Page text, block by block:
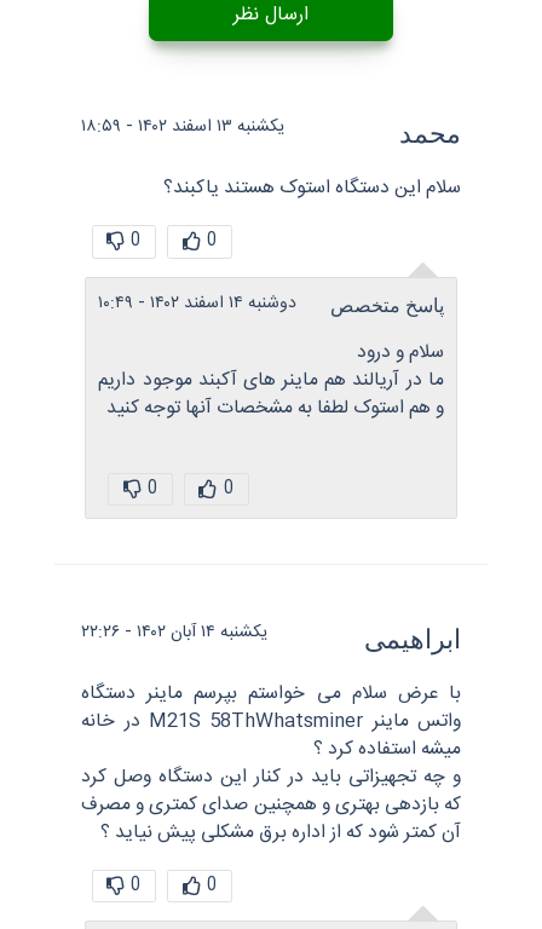
ارسال نظر
محمد یکشنبه ۱۳ اسفند ۱۴۰۲ - ۱۸:۵۹
سلام این دستگاه استوک هستند یاکبند؟
0
0
پاسخ متخصص دوشنبه ۱۴ اسفند ۱۴۰۲ - ۱۰:۴۹
سلام و درود
ما در آریالند هم ماینر های آکبند موجود داریم
و هم استوک لطفا به مشخصات آنها توجه کنید
0
0
ابراهیمی یکشنبه ۱۴ آبان ۱۴۰۲ - ۲۲:۲۶
با عرض سلام می خواستم بپرسم ماینر دستگاه
واتس ماینر M21S 58ThWhatsminer در خانه
میشه استفاده کرد ؟
و چه تجهیزاتی باید در کنار این دستگاه وصل کرد
که بازدهی بهتری و همچنین صدای کمتری و مصرف
آن کمتر شود که از اداره برق مشکلی پیش نیاید ؟
0
0